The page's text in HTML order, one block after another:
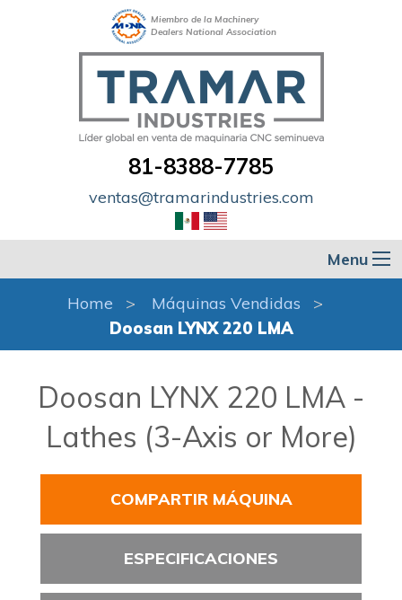
Miembro de la Machinery
Dealers National Association
81-8388-7785
ventas@tramarindustries.com
Menu
Home
Máquinas Vendidas
Doosan LYNX 220 LMA
Doosan LYNX 220 LMA -
Lathes (3-Axis or More)
COMPARTIR MÁQUINA
ESPECIFICACIONES